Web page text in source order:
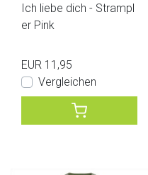
Ich liebe dich - Strampl
er Pink
EUR 11,95
Vergleichen